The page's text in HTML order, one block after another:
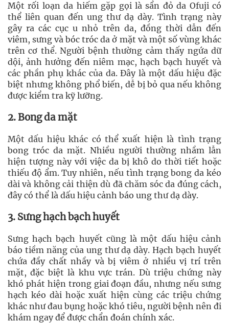
Một rối loạn da hiếm gặp gọi là sẩn đỏ da Ofuji có
thể liên quan đến ung thư dạ dày. Tình trạng này
gây ra các cục u nhỏ trên da, đồng thời dẫn đến
viêm, sưng và bóc tróc da ở mặt và một số vùng khác
trên cơ thể. Người bệnh thường cảm thấy ngứa dữ
dội, ảnh hưởng đến niêm mạc, hạch bạch huyết và
các phần phụ khác của da. Đây là một dấu hiệu đặc
biệt nhưng không phổ biến, dễ bị bỏ qua nếu không
được kiểm tra kỹ lưỡng.
2. Bong da mặt
Một dấu hiệu khác có thể xuất hiện là tình trạng
bong tróc da mặt. Nhiều người thường nhầm lẫn
hiện tượng này với việc da bị khô do thời tiết hoặc
thiếu độ ẩm. Tuy nhiên, nếu tình trạng bong da kéo
dài và không cải thiện dù đã chăm sóc da đúng cách,
đây có thể là dấu hiệu cảnh báo ung thư dạ dày.
3. Sưng hạch bạch huyết
Sưng hạch bạch huyết cũng là một dấu hiệu cảnh
báo tiềm năng của ung thư dạ dày. Hạch bạch huyết
chứa đầy chất nhầy và bị viêm ở nhiều vị trí trên
mặt, đặc biệt là khu vực trán. Dù triệu chứng này
khó phát hiện trong giai đoạn đầu, nhưng nếu sưng
hạch kéo dài hoặc xuất hiện cùng các triệu chứng
khác như đau bụng hoặc khó tiêu, người bệnh nên đi
khám ngay để được chẩn đoán chính xác.